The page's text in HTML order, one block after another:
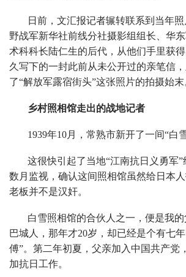
日前，文汇报记者辗转联系到当年
野战军新华社前线分社摄影组组长、华
术科科长陆仁生的后代，从他们手里获
久写下的一封此前从未公开过的亲笔信
了“解放军露宿街头”这张照片的拍摄始末
乡村照相馆走出的战地记者
1939年10月，常熟市新开了一间“白
这很快引起了当地“江南抗日义勇军
数月监视，确认这间照相馆虽然给日本
老板并不是汉奸。
白雪照相馆的合伙人之一，便是我
巴城人，那年才20岁，却已经是个有七
傅”。第二年初夏，父亲加入中国共产党
加抗日工作。